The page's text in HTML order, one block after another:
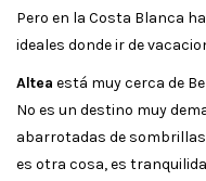
Pero en la Costa Blanca
ideales donde ir de
Altea está muy cerca de
No es un destino muy
abarrotadas de
es otra cosa, es